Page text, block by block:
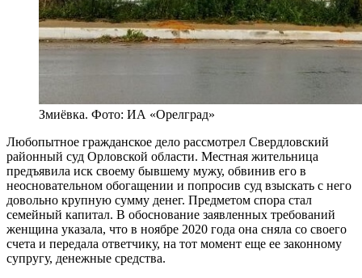
Змиёвка. Фото: ИА «Орелград»
Любопытное гражданское дело рассмотрел Свердловский
районный суд Орловской области. Местная жительница
предъявила иск своему бывшему мужу, обвинив его в
неосновательном обогащении и попросив суд взыскать с него
довольно крупную сумму денег. Предметом спора стал
семейный капитал. В обоснование заявленных требований
женщина указала, что в ноябре 2020 года она сняла со своего
счета и передала ответчику, на тот момент еще ее законному
супругу, денежные средства.